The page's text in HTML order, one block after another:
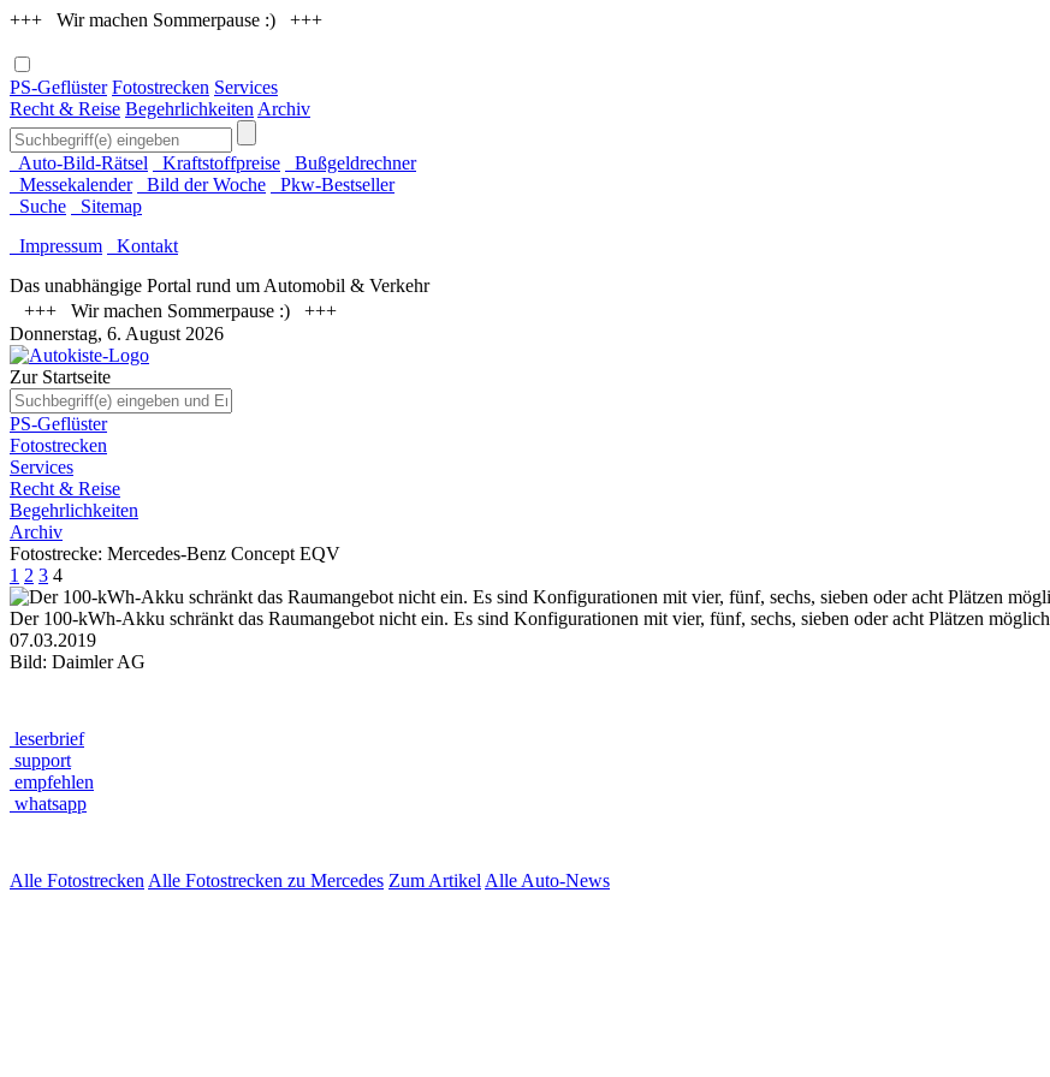
+++ Wir machen Sommerpause :) +++
PS-Geflüster Fotostrecken Services
Recht & Reise Begehrlichkeiten Archiv
Auto-Bild-Rätsel Kraftstoffpreise
Bußgeldrechner
Messekalender
Bild der Woche
Pkw-Bestseller
Suche
Sitemap
Impressum
Kontakt
Das unabhängige Portal rund um Automobil & Verkehr
+++ Wir machen Sommerpause :) +++
Donnerstag, 6. August 2026
Zur Startseite
PS-Geflüster
Fotostrecken
Services
Recht & Reise
Begehrlichkeiten
Archiv
Fotostrecke: Mercedes-Benz Concept EQV
1 2 3 4
Der 100-kWh-Akku schränkt das Raumangebot nicht ein. Es sind Konfigurationen mit vier, fünf, sechs, sieben oder acht Plätzen möglich
07.03.2019
Bild: Daimler AG
leserbrief
support
empfehlen
whatsapp
Alle Fotostrecken Alle Fotostrecken zu Mercedes Zum Artikel Alle Auto-News